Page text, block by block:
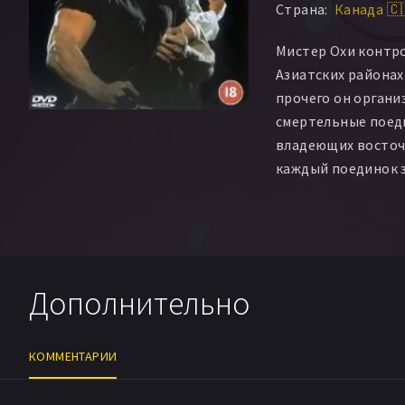
Эррол Ги Скотт
Шафик Leon
Шарлотта Хейл
Страна: Канада
Мистер Охи
Азиатских
прочего он
смертельные
владеющих
каждый поединок
проигравшего, и
Дополнительно
КОММЕНТАРИИ